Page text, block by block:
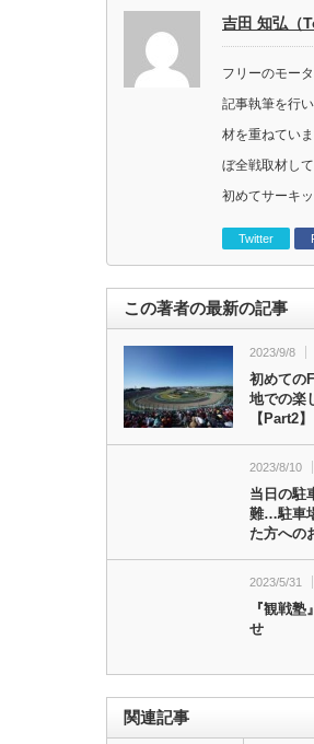
吉田 知弘（
フリーのモー
記事執筆を行
材を重ねてい
ぼ全戦取材して
初めてサーキ
Twitter
この著者の最新の記事
2023/9/8
初めての
地での楽
【Part2】
2023/8/10
当日の駐
難…駐車
た方への
2023/5/31
『観戦
せ
関連記事